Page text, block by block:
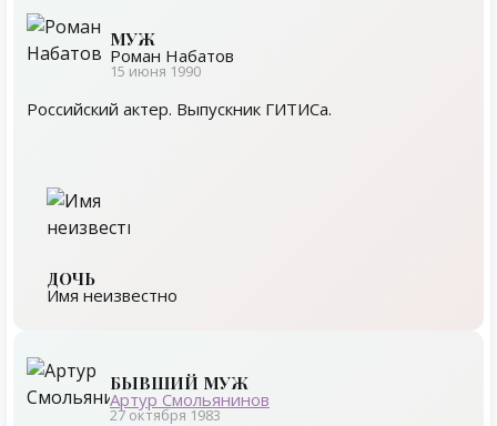
МУЖ
Роман Набатов
15 июня 1990
Российский актер. Выпускник ГИТИСа.
ДОЧЬ
Имя неизвестно
БЫВШИЙ МУЖ
Артур Смольянинов
27 октября 1983